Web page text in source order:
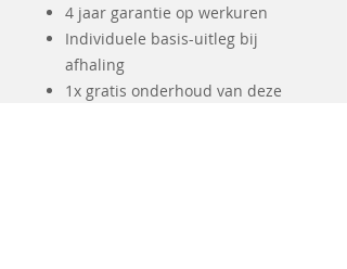
4 jaar garantie op werkuren
Individuele basis-uitleg bij
afhaling
1x gratis onderhoud van deze